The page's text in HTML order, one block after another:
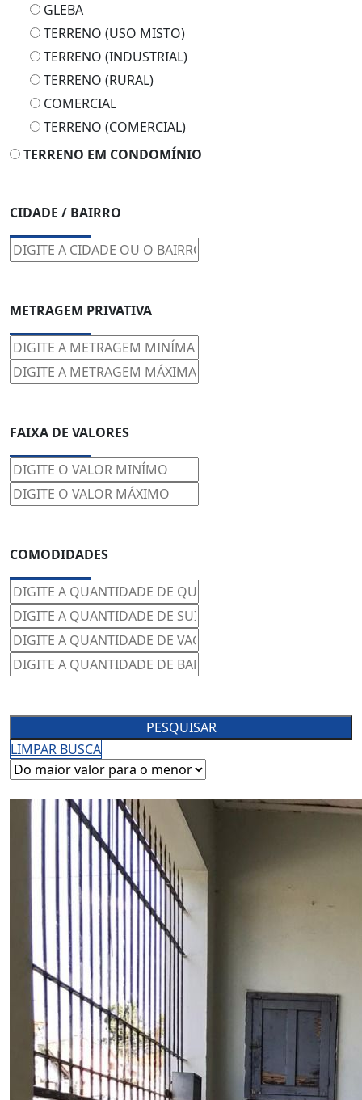
GLEBA
TERRENO (USO MISTO)
TERRENO (INDUSTRIAL)
TERRENO (RURAL)
COMERCIAL
TERRENO (COMERCIAL)
TERRENO EM CONDOMÍNIO
CIDADE / BAIRRO
METRAGEM PRIVATIVA
FAIXA DE VALORES
COMODIDADES
PESQUISAR
LIMPAR BUSCA